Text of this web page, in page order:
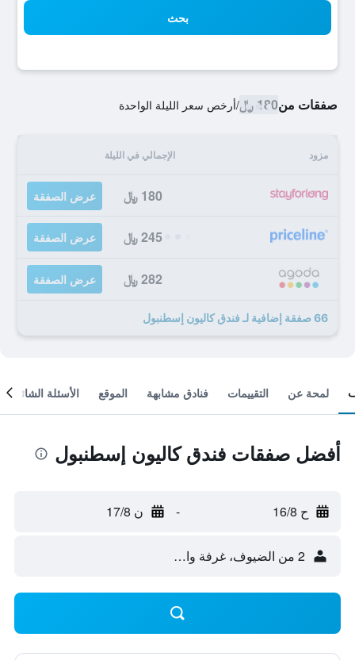
بحث
صفقات من180 ﷼ /أرخص سعر الليلة الواحدة
مزود الإجمالي في الليلة
180 ﷼ عرض الصفقة
245 ﷼ عرض الصفقة
282 ﷼ عرض الصفقة
66 صفقة إضافية لـ فندق كاليون إسطنبول
لمحة عن التقييمات فنادق مشابهة الموقع الأسئلة الشائعة
أفضل صفقات فندق كاليون إسطنبول
ح 16/8 - ن 17/8
2 من الضيوف، غرفة واحدة